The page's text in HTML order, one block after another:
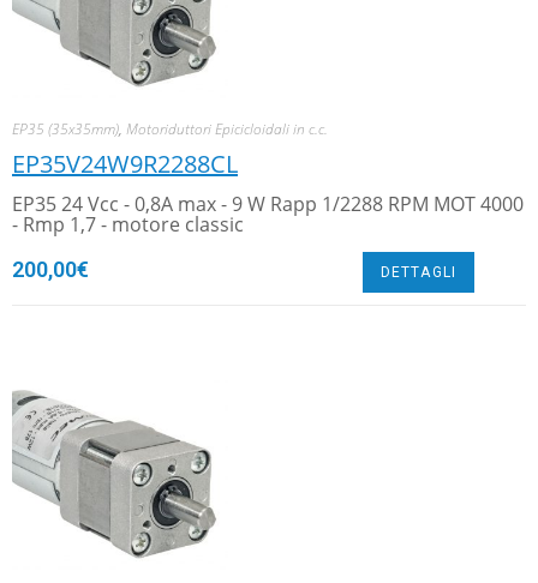
EP35 (35x35mm), Motoriduttori Epicicloidali in c.c.
EP35V24W9R2288CL
EP35 24 Vcc - 0,8A max - 9 W Rapp 1/2288 RPM MOT 4000
- Rmp 1,7 - motore classic
200,00€ DETTAGLI